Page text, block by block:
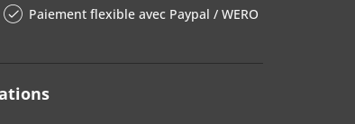
Paiement flexible avec Paypal / WERO